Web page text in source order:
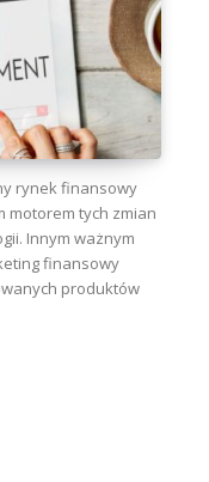
rynek finansowy
motorem tych zmian
Innym ważnym
finansowy
produktów